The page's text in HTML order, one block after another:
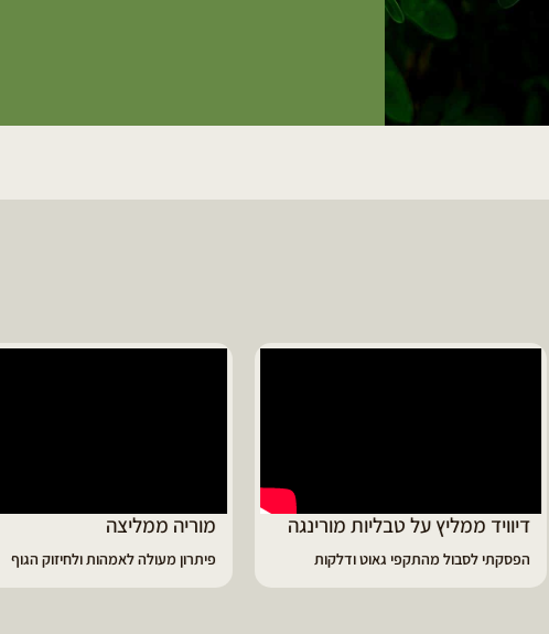
דיוויד ממליץ על טבליות מורינגה
הפסקתי לסבול מהתקפי גאוט ודלקות
מוריה ממליצה
פיתרון מעולה לאמהות ולחיזוק הגוף